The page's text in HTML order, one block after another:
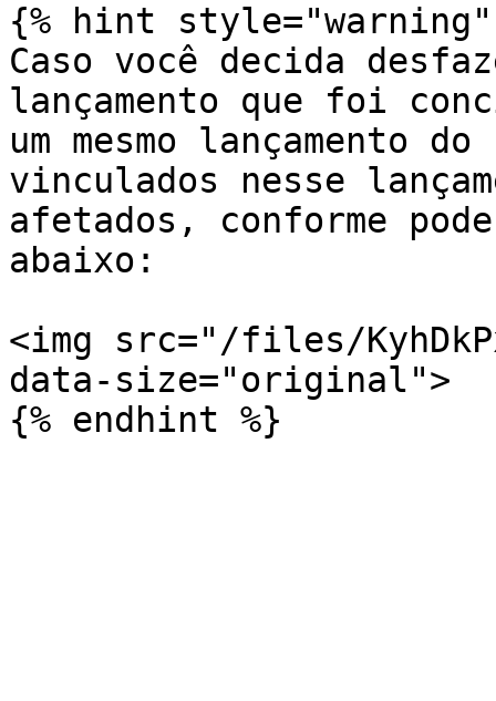
{% hint style="warning"
Caso você decida
lançamento que foi
um mesmo lançamento
vinculados nesse
afetados, conforme
abaixo:
<img src="/files/
data-size="original">